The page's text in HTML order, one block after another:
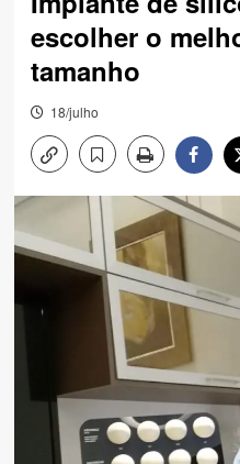
escolher o
tamanho
18/julho